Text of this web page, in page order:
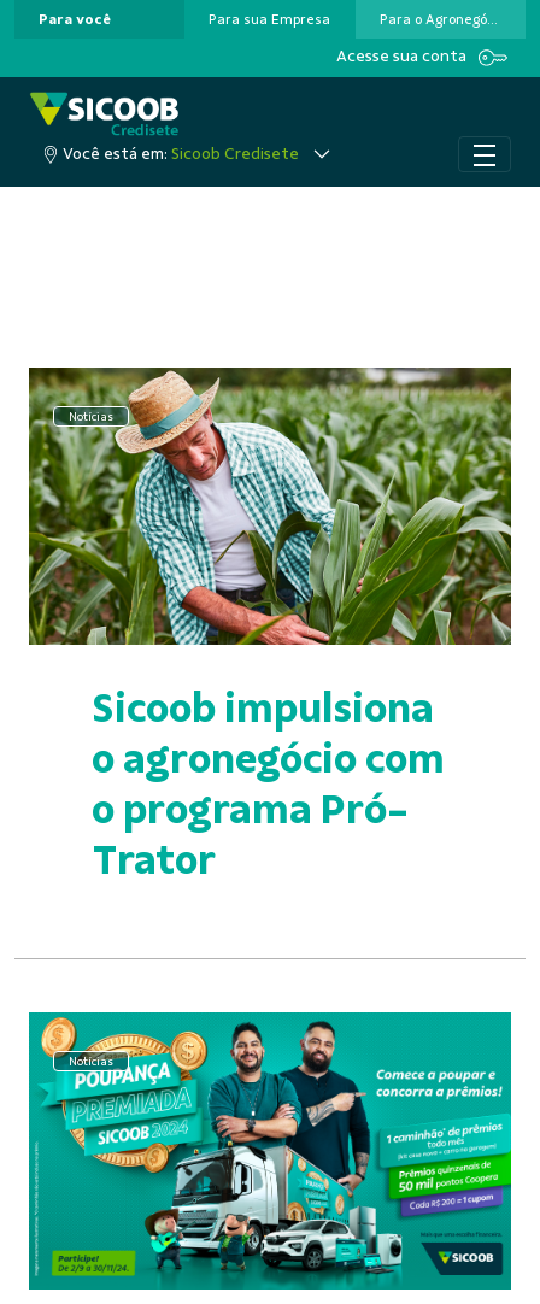
Pular para o Conteúdo principal
Para você Para sua Empresa Para o Agronegócio
Acesse sua conta
Você está em: Sicoob Credisete
Notícias
Sicoob impulsiona
o agronegócio com
o programa Pró-
Trator
Notícias